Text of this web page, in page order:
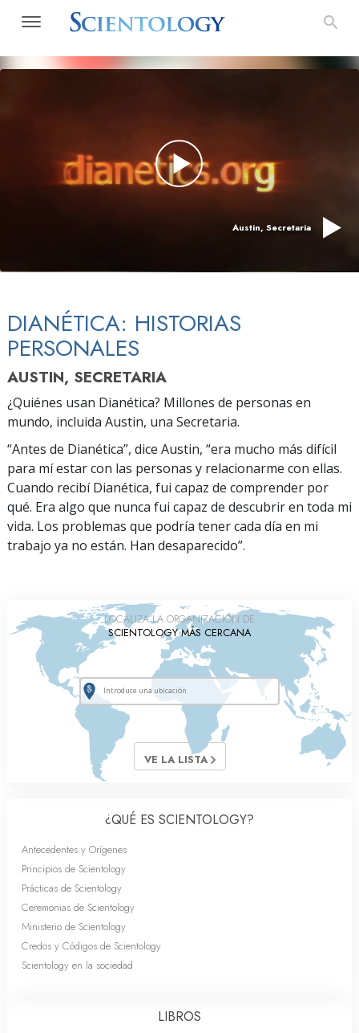
Austin, Secretaria
DIANÉTICA: HISTORIAS
PERSONALES
AUSTIN, SECRETARIA
¿Quiénes usan Dianética? Millones de personas en
mundo, incluida Austin, una Secretaria.
“Antes de Dianética”, dice Austin, “era mucho más difícil
para mí estar con las personas y relacionarme con ellas.
Cuando recibí Dianética, fui capaz de comprender por
qué. Era algo que nunca fui capaz de descubrir en toda mi
vida. Los problemas que podría tener cada día en mi
trabajo ya no están. Han desaparecido”.
LOCALIZA LA ORGANIZACIÓN DE
SCIENTOLOGY MÁS CERCANA
VE LA LISTA
¿QUÉ ES SCIENTOLOGY?
Antecedentes y Orígenes
Principios de Scientology
Prácticas de Scientology
Ceremonias de Scientology
Ministerio de Scientology
Credos y Códigos de Scientology
Scientology en la sociedad
LIBROS